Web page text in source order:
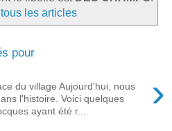
les articles
pour
›
du village Aujourd'hui, nous
l'histoire. Voici quelques
ayant été r...